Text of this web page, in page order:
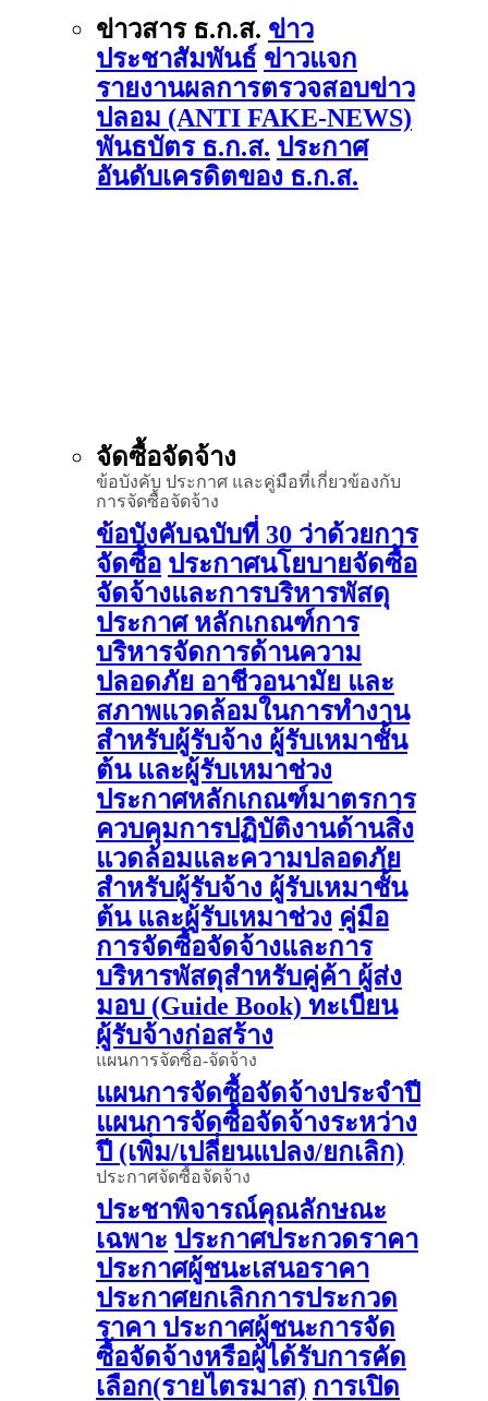
ข่าวสาร ธ.ก.ส. ข่าว
ประชาสัมพันธ์ ข่าวแจก
รายงานผลการตรวจสอบข่าว
ปลอม (ANTI FAKE-NEWS)
พันธบัตร ธ.ก.ส. ประกาศ
อันดับเครดิตของ ธ.ก.ส.
จัดซื้อจัดจ้าง
ข้อบังคับ ประกาศ และคู่มือที่เกี่ยวข้องกับ
การจัดซื้อจัดจ้าง
ข้อบังคับฉบับที่ 30 ว่าด้วยการ
จัดซื้อ ประกาศนโยบายจัดซื้อ
จัดจ้างและการบริหารพัสดุ
ประกาศ หลักเกณฑ์การ
บริหารจัดการด้านความ
ปลอดภัย อาชีวอนามัย และ
สภาพแวดล้อมในการทำงาน
สำหรับผู้รับจ้าง ผู้รับเหมาชั้น
ต้น และผู้รับเหมาช่วง
ประกาศหลักเกณฑ์มาตรการ
ควบคุมการปฏิบัติงานด้านสิ่ง
แวดล้อมและความปลอดภัย
สำหรับผู้รับจ้าง ผู้รับเหมาชั้น
ต้น และผู้รับเหมาช่วง คู่มือ
การจัดซื้อจัดจ้างและการ
บริหารพัสดุสำหรับคู่ค้า ผู้ส่ง
มอบ (Guide Book) ทะเบียน
ผู้รับจ้างก่อสร้าง
แผนการจัดซิ้อ-จัดจ้าง
แผนการจัดซื้อจัดจ้างประจำปี
แผนการจัดซื้อจัดจ้างระหว่าง
ปี (เพิ่ม/เปลี่ยนแปลง/ยกเลิก)
ประกาศจัดซื้อจัดจ้าง
ประชาพิจารณ์คุณลักษณะ
เฉพาะ ประกาศประกวดราคา
ประกาศผู้ชนะเสนอราคา
ประกาศยกเลิกการประกวด
ราคา ประกาศผู้ชนะการจัด
ซื้อจัดจ้างหรือผู้ได้รับการคัด
เลือก(รายไตรมาส) การเปิด